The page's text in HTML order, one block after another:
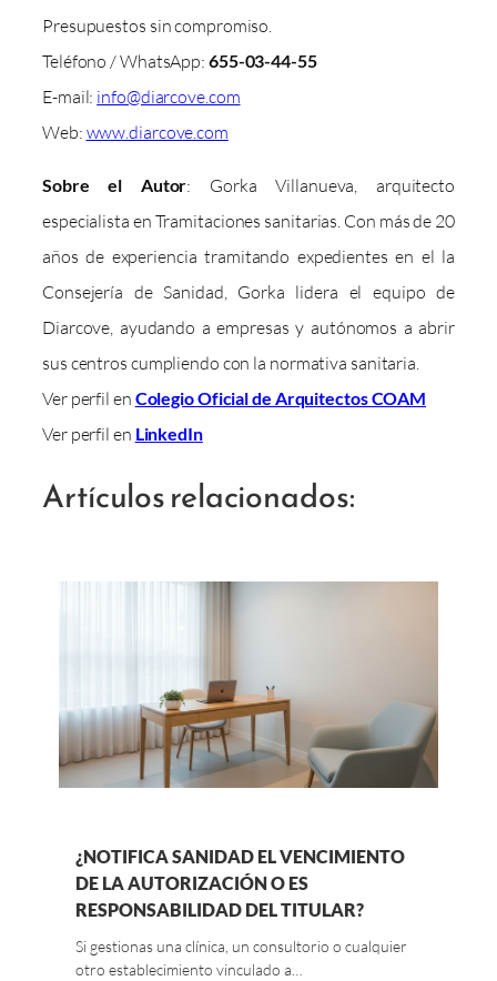
Presupuestos sin compromiso.
Teléfono / WhatsApp: 655-03-44-55
E-mail: info@diarcove.com
Web: www.diarcove.com
Sobre el Autor: Gorka Villanueva, arquitecto
especialista en Tramitaciones sanitarias. Con más de 20
años de experiencia tramitando expedientes en el la
Consejería de Sanidad, Gorka lidera el equipo de
Diarcove, ayudando a empresas y autónomos a abrir
sus centros cumpliendo con la normativa sanitaria.
Ver perfil en Colegio Oficial de Arquitectos COAM
Ver perfil en LinkedIn
Artículos relacionados:
¿NOTIFICA SANIDAD EL VENCIMIENTO
DE LA AUTORIZACIÓN O ES
RESPONSABILIDAD DEL TITULAR?
Si gestionas una clínica, un consultorio o cualquier
otro establecimiento vinculado a…